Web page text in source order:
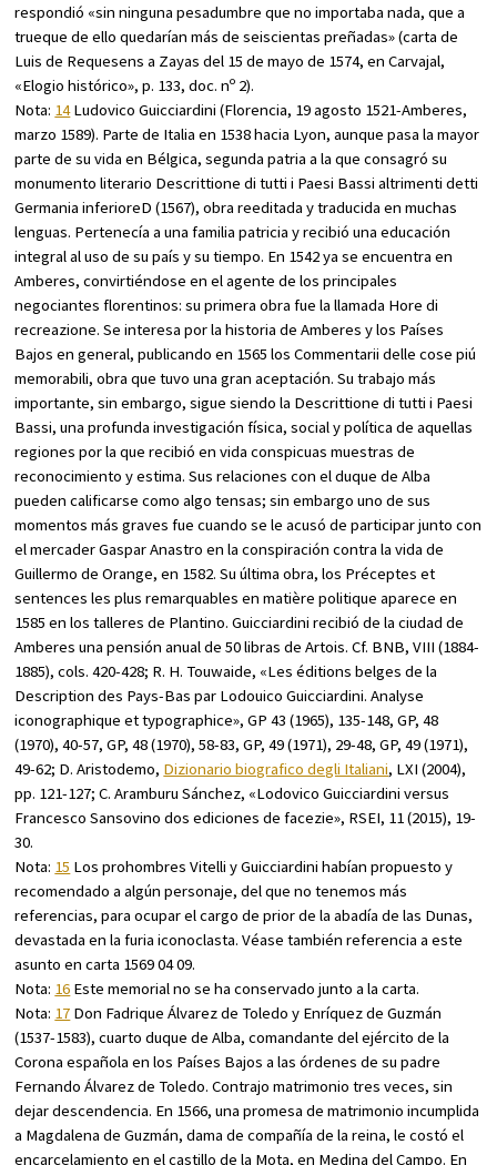
respondió «sin ninguna pesadumbre que no importaba nada, que a
trueque de ello quedarían más de seiscientas preñadas» (carta de
Luis de Requesens a Zayas del 15 de mayo de 1574, en Carvajal,
«Elogio histórico», p. 133, doc. nº 2).
Nota: 14Ludovico Guicciardini (Florencia, 19 agosto 1521-Amberes,
marzo 1589). Parte de Italia en 1538 hacia Lyon, aunque pasa la mayor
parte de su vida en Bélgica, segunda patria a la que consagró su
monumento literario Descrittione di tutti i Paesi Bassi altrimenti detti
Germania inferioreD (1567), obra reeditada y traducida en muchas
lenguas. Pertenecía a una familia patricia y recibió una educación
integral al uso de su país y su tiempo. En 1542 ya se encuentra en
Amberes, convirtiéndose en el agente de los principales
negociantes florentinos: su primera obra fue la llamada Hore di
recreazione. Se interesa por la historia de Amberes y los Países
Bajos en general, publicando en 1565 losCommentarii delle cose piú
memorabili, obra que tuvo una gran aceptación. Su trabajo más
importante, sin embargo, sigue siendo la Descrittione di tutti i Paesi
Bassi, una profunda investigación física, social y política de aquellas
regiones por la que recibió en vida conspicuas muestras de
reconocimiento y estima. Sus relaciones con el duque de Alba
pueden calificarse como algo tensas; sin embargo uno de sus
momentos más graves fue cuando se le acusó de participar junto con
el mercader Gaspar Anastro en la conspiración contra la vida de
Guillermo de Orange, en 1582. Su última obra, los Préceptes et
sentences les plus remarquables en matière politique aparece en
1585 en los talleres de Plantino. Guicciardini recibió de la ciudad de
Amberes una pensión anual de 50 libras de Artois. Cf. BNB, VIII (1884-
1885), cols. 420-428; R. H. Touwaide, «Les éditions belges de la
Description des Pays-Bas par Lodouico Guicciardini. Analyse
iconographique et typographice»,GP 43 (1965), 135-148,GP, 48
(1970), 40-57,GP, 48 (1970), 58-83,GP, 49 (1971), 29-48,GP, 49 (1971),
49-62; D. Aristodemo, Dizionario biografico degli Italiani, LXI (2004),
pp. 121-127; C. Aramburu Sánchez, «Lodovico Guicciardini versus
Francesco Sansovino dos ediciones de facezie», RSEI, 11 (2015), 19-
30.
Nota: 15 Los prohombres Vitelli y Guicciardini habían propuesto y
recomendado a algún personaje, del que no tenemos más
referencias, para ocupar el cargo de prior de la abadía de las Dunas,
devastada en la furia iconoclasta. Véase también referencia a este
asunto en carta 1569 04 09.
Nota: 16 Este memorial no se ha conservado junto a la carta.
Nota: 17 Don Fadrique Álvarez de Toledo y Enríquez de Guzmán
(1537-1583), cuarto duque de Alba, comandante del ejército de la
Corona española en los Países Bajos a las órdenes de su padre
Fernando Álvarez de Toledo. Contrajo matrimonio tres veces, sin
dejar descendencia. En 1566, una promesa de matrimonio incumplida
a Magdalena de Guzmán, dama de compañía de la reina, le costó el
encarcelamiento en el castillo de la Mota, en Medina del Campo. En